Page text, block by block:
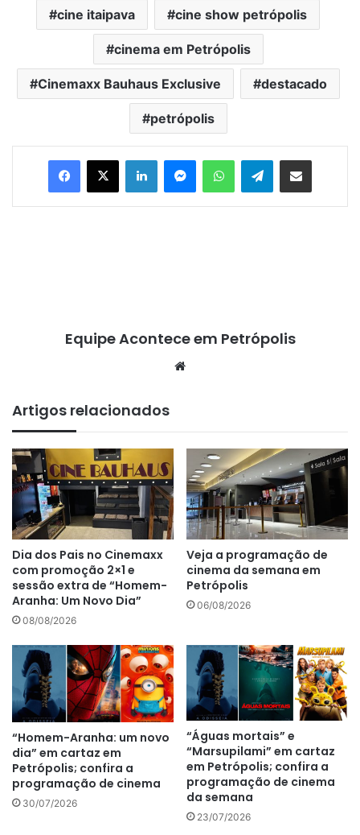
cine itaipava cine show petrópolis
cinema em Petrópolis
Cinemaxx Bauhaus Exclusive destacado
petrópolis
Telegram
Equipe Acontece em Petrópolis
Artigos relacionados
Dia dos Pais no Cinemaxx
com promoção 2×1 e
sessão extra de “Homem-
Aranha: Um Novo Dia”
08/08/2026
Veja a programação de
cinema da semana em
Petrópolis
06/08/2026
“Homem-Aranha: um novo
dia” em cartaz em
Petrópolis; confira a
programação de cinema
30/07/2026
“Águas mortais” e
“Marsupilami” em cartaz
em Petrópolis; confira a
programação de cinema
da semana
23/07/2026